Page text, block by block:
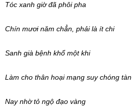
Tóc xanh giờ đã phôi pha
Chín mươi năm chẳn, phải là ít chi
Sanh già bệnh khổ một khi
Làm cho thân hoại mạng suy chóng tàn
Nay nhờ tỏ ngộ đạo vàng